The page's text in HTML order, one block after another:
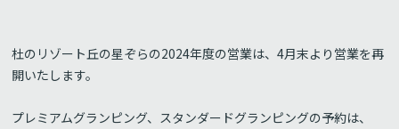
杜のリゾート丘の星ぞらの2024年度の営業は、4月末より営業を再
開いたします。
プレミアムグランピング、スタンダードグランピングの予約は、